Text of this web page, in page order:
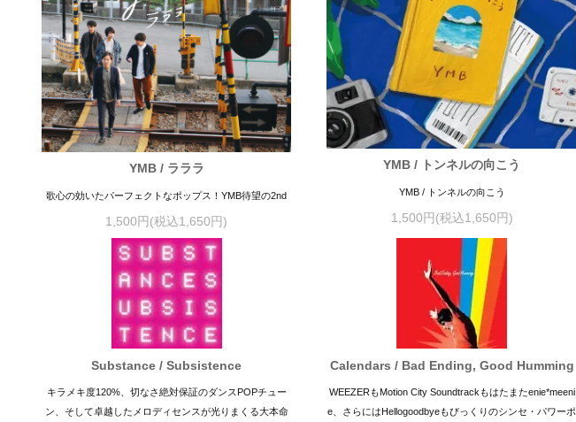
YMB / ラララ
歌心の効いたパーフェクトなポップス！YMB待望の2nd
1,500円(税込1,650円)
YMB / トンネルの向こう
YMB / トンネルの向こう
1,500円(税込1,650円)
Substance / Subsistence
キラメキ度120%、切なさ絶対保証のダンスPOPチュー
ン、そして卓越したメロディセンスが光りまくる大本命
Calendars / Bad Ending, Good Humming
WEEZERもMotion City Soundtrackもはたまたenie*meeni
e、さらにはHellogoodbyeもびっくりのシンセ・パワーポ